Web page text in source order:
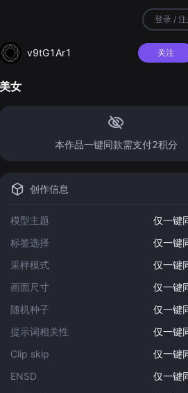
登录 /
v9tG1Ar1 关注
美女
本作品一键同款需支付2积分
创作信息
模型主题
仅一键
标签选择
仅一键
采样模式
仅一键
画面尺寸
仅一键
随机种子
仅一键
提示词相关性
仅一键
Clip skip
仅一键
ENSD
仅一键